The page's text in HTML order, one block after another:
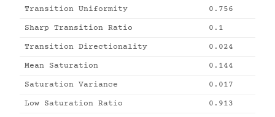
Transition Uniformity 0.756
Sharp Transition Ratio 0.1
Transition Directionality 0.024
Mean Saturation 0.144
Saturation Variance 0.017
Low Saturation Ratio 0.913